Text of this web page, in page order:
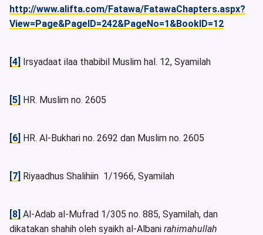
http://www.alifta.com/Fatawa/FatawaChapters.aspx?
View=Page&PageID=242&PageNo=1&BookID=12
[4] Irsyadaat ilaa thabibil Muslim hal. 12, Syamilah
[5] HR. Muslim no. 2605
[6] HR. Al-Bukhari no. 2692 dan Muslim no. 2605
[7] Riyaadhus Shalihiin 1/1966, Syamilah
[8] Al-Adab al-Mufrad 1/305 no. 885, Syamilah, dan
dikatakan shahih oleh syaikh al-Albani rahimahullah